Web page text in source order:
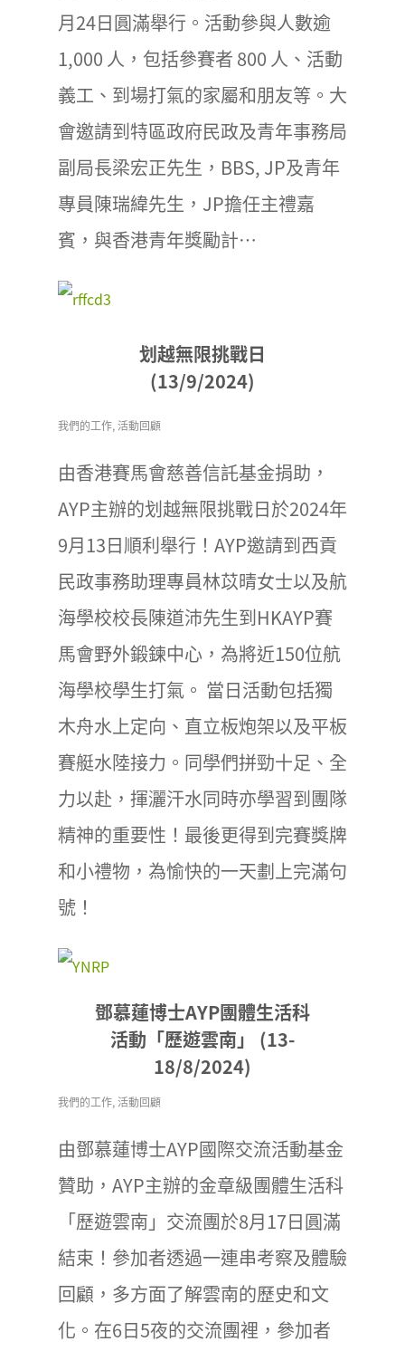
月24日圓滿舉行。活動參與人數逾
1,000 人，包括參賽者 800 人、活動
義工、到場打氣的家屬和朋友等。大
會邀請到特區政府民政及青年事務局
副局長梁宏正先生，BBS, JP及青年
專員陳瑞緯先生，JP擔任主禮嘉
賓，與香港青年獎勵計…
划越無限挑戰日
(13/9/2024)
我們的工作, 活動回顧
由香港賽馬會慈善信託基金捐助，
AYP主辦的划越無限挑戰日於2024年
9月13日順利舉行！AYP邀請到西貢
民政事務助理專員林苡晴女士以及航
海學校校長陳道沛先生到HKAYP賽
馬會野外鍛鍊中心，為將近150位航
海學校學生打氣。 當日活動包括獨
木舟水上定向、直立板炮架以及平板
賽艇水陸接力。同學們拼勁十足、全
力以赴，揮灑汗水同時亦學習到團隊
精神的重要性！最後更得到完賽獎牌
和小禮物，為愉快的一天劃上完滿句
號！
鄧慕蓮博士AYP團體生活科
活動「歷遊雲南」 (13-
18/8/2024)
我們的工作, 活動回顧
由鄧慕蓮博士AYP國際交流活動基金
贊助，AYP主辦的金章級團體生活科
「歷遊雲南」交流團於8月17日圓滿
結束！參加者透過一連串考察及體驗
回顧，多方面了解雲南的歷史和文
化。在6日5夜的交流團裡，參加者